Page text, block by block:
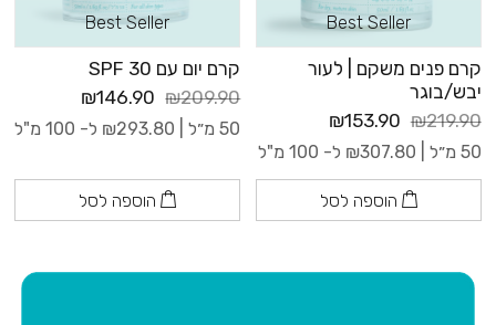
Best Seller
קרם פנים משקם | לעור
יבש/בוגר
₪219.90
₪153.90
50 מ״ל | ₪307.80 ל- 100 מ"ל
הוספה לסל
Best Seller
קרם יום עם 30 SPF
₪209.90
₪146.90
50 מ״ל | ₪293.80 ל- 100 מ"ל
הוספה לסל